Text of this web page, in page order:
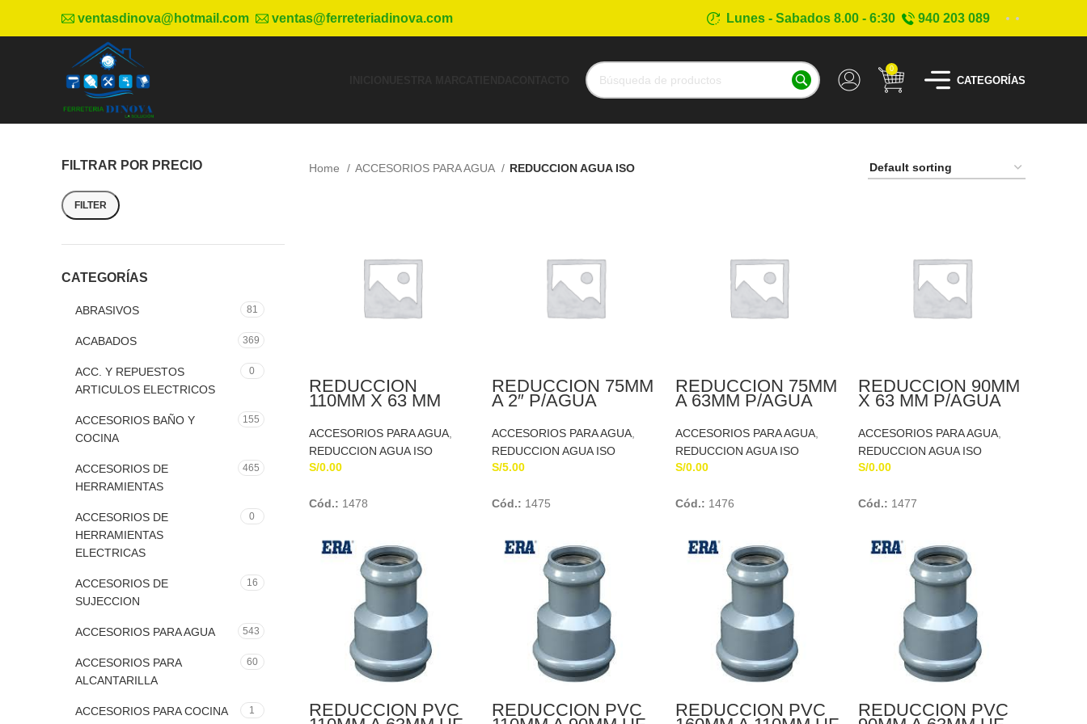
ventasdinova@hotmail.com ventas@ferreteriadinova.com Lunes - Sabados 8.00 - 6:30 940 203 089
0
CATEGORÍAS
FILTRAR POR PRECIO
FILTER
CATEGORÍAS
ABRASIVOS 81
ACABADOS 369
ACC. Y REPUESTOS
ARTICULOS ELECTRICOS
0
ACCESORIOS BAÑO Y
COCINA
155
ACCESORIOS DE
HERRAMIENTAS
465
ACCESORIOS DE
HERRAMIENTAS
ELECTRICAS
0
ACCESORIOS DE
SUJECCION
16
ACCESORIOS PARA AGUA 543
ACCESORIOS PARA
ALCANTARILLA
60
ACCESORIOS PARA COCINA 1
Home ACCESORIOS PARA AGUA REDUCCION AGUA ISO
REDUCCION
110MM X 63 MM
TRANSFORMADO
ACCESORIOS PARA AGUA,
REDUCCION AGUA ISO
S/0.00
Cód.: 1478
REDUCCION 75MM
A 2″ P/AGUA
ACCESORIOS PARA AGUA
REDUCCION AGUA ISO
S/5.00
Cód.: 1475
REDUCCION 75MM
A 63MM P/AGUA
ACCESORIOS PARA AGUA,
REDUCCION AGUA ISO
S/0.00
Cód.: 1476
REDUCCION 90MM
X 63 MM P/AGUA
ACCESORIOS PARA AGUA
REDUCCION AGUA ISO
S/0.00
Cód.: 1477
REDUCCION PVC REDUCCION PVC REDUCCION PVC REDUCCION PVC